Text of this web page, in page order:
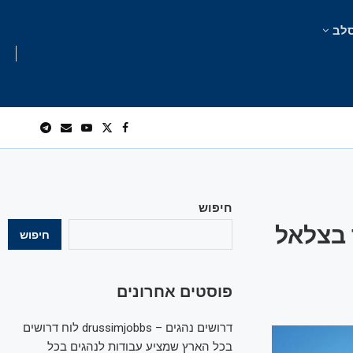
בצלאל
חיפוש
חיפוש
פוסטים אחרונים
דרושים נהגים – drussimjobbs לוח דרושים
בכל הארץ שמציע עבודות לנהגים בכל